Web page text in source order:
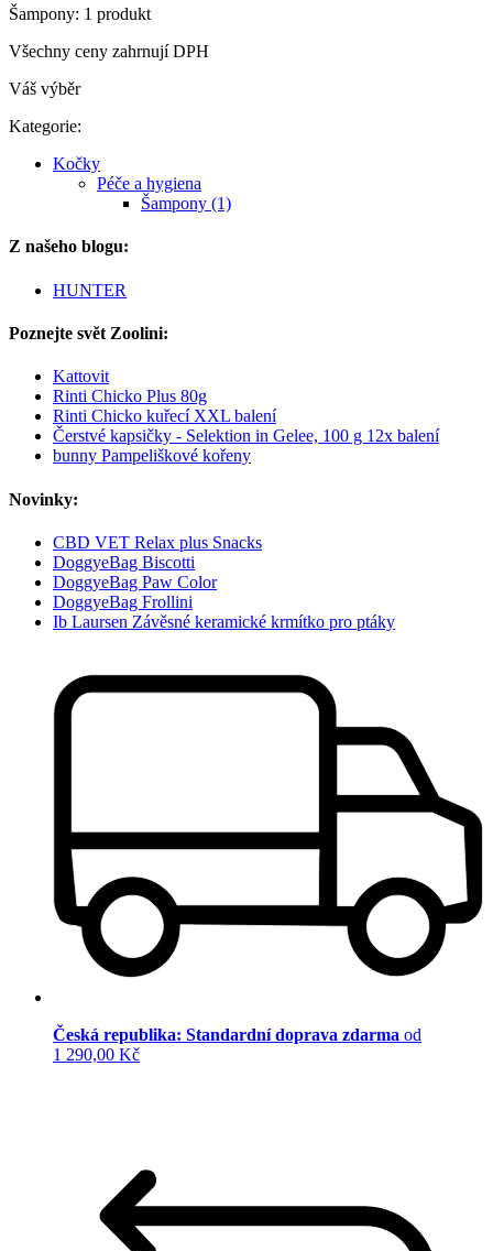
Šampony: 1 produkt
Všechny ceny zahrnují DPH
Váš výběr
Kategorie:
Kočky
Péče a hygiena
Šampony (1)
Z našeho blogu:
HUNTER
Poznejte svět Zoolini:
Kattovit
Rinti Chicko Plus 80g
Rinti Chicko kuřecí XXL balení
Čerstvé kapsičky - Selektion in Gelee, 100 g 12x balení
bunny Pampeliškové kořeny
Novinky:
CBD VET Relax plus Snacks
DoggyeBag Biscotti
DoggyeBag Paw Color
DoggyeBag Frollini
Ib Laursen Závěsné keramické krmítko pro ptáky
Česká republika: Standardní doprava zdarma od
1 290,00 Kč